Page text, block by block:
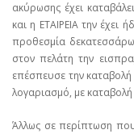
ακύρωσης έχει
και η ΕΤΑΙΡΕΙΑ την έχει
προθεσμία
στον πελάτη την
επέσπευσε την
λογαριασμό, με καταβολή
Άλλως σε περίπτωση